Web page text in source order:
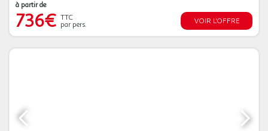
à partir de
736€ TTC
par pers.
VOIR L'OFFRE